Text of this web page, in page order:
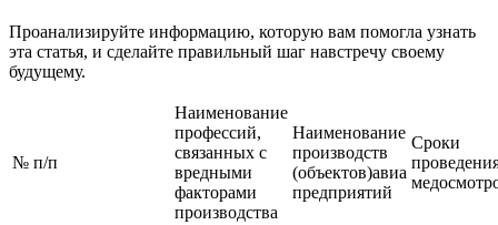
Проанализируйте информацию, которую вам помогла узнать
эта статья, и сделайте правильный шаг навстречу своему
будущему.
№ п/п
Наименование
профессий,
связанных с
вредными
факторами
производства
Наименование
производств
(объектов)авиа
предприятий
Cpoки